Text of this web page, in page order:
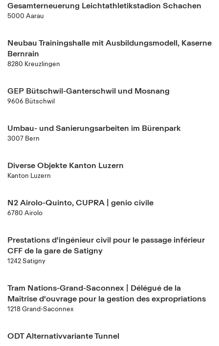
Gesamterneuerung Leichtathletikstadion Schachen
5000 Aarau
Neubau Trainingshalle mit Ausbildungsmodell, Kaserne
Bernrain
8280 Kreuzlingen
GEP Bütschwil-Ganterschwil und Mosnang
9606 Bütschwil
Umbau- und Sanierungsarbeiten im Bürenpark
3007 Bern
Diverse Objekte Kanton Luzern
Kanton Luzern
N2 Airolo-Quinto, CUPRA | genio civile
6780 Airolo
Prestations d'ingénieur civil pour le passage inférieur
CFF de la gare de Satigny
1242 Satigny
Tram Nations-Grand-Saconnex | Délégué de la
Maîtrise d'ouvrage pour la gestion des expropriations
1218 Grand-Saconnex
ODT Alternativvariante Tunnel